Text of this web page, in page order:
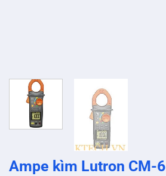
Ampe kìm Lutron CM-